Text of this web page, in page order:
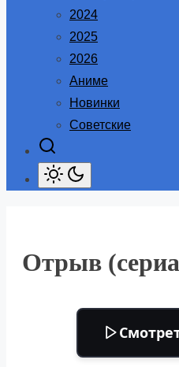
2024
2025
2026
Аниме
Новинки
Советские
Отрыв